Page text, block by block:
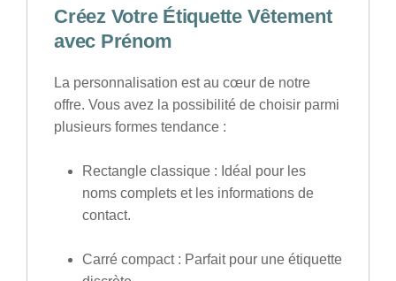
Créez Votre Étiquette Vêtement
avec Prénom
La personnalisation est au cœur de notre
offre. Vous avez la possibilité de choisir parmi
plusieurs formes tendance :
Rectangle classique : Idéal pour les
noms complets et les informations de
contact.
Carré compact : Parfait pour une étiquette